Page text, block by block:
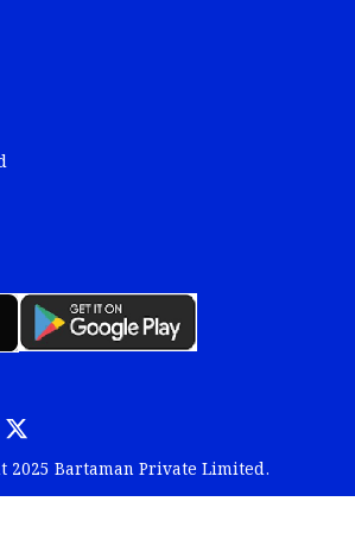
2025 Bartaman Private Limited.